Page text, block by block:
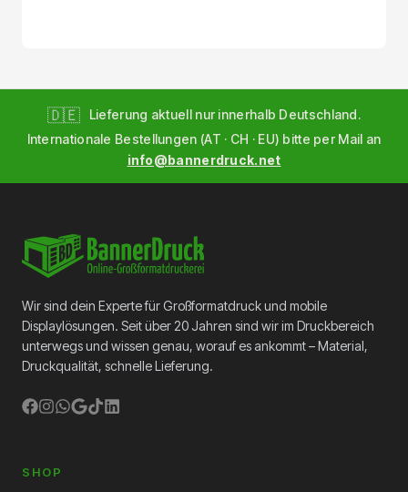
🇩🇪
Lieferung aktuell nur innerhalb Deutschland.
Internationale Bestellungen (AT · CH · EU) bitte per Mail an
info@bannerdruck.net
Wir sind dein Experte für Großformatdruck und mobile
Displaylösungen. Seit über 20 Jahren sind wir im Druckbereich
unterwegs und wissen genau, worauf es ankommt – Material,
Druckqualität, schnelle Lieferung.
SHOP